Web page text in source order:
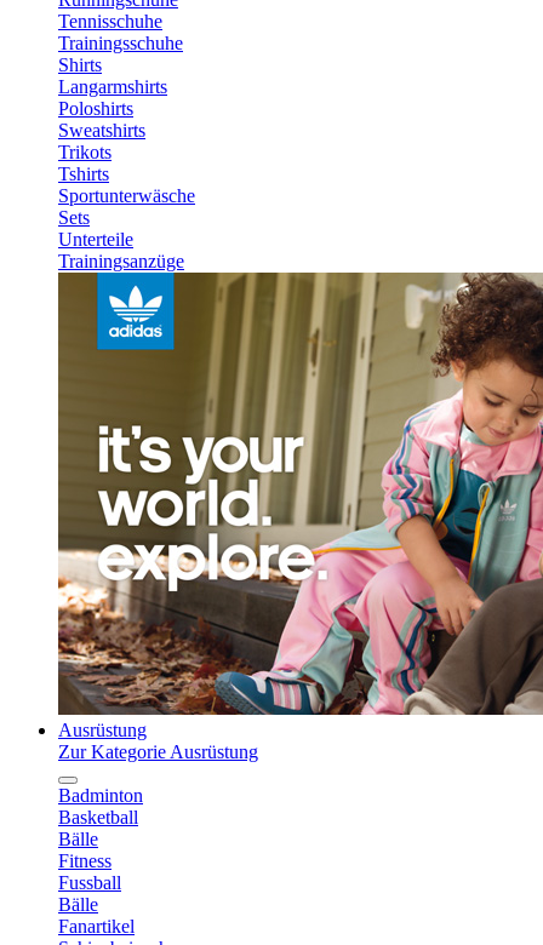
Tennisschuhe
Trainingsschuhe
Shirts
Langarmshirts
Poloshirts
Sweatshirts
Trikots
Tshirts
Sportunterwäsche
Sets
Unterteile
Trainingsanzüge
Ausrüstung
Zur Kategorie Ausrüstung
Badminton
Basketball
Bälle
Fitness
Fussball
Bälle
Fanartikel